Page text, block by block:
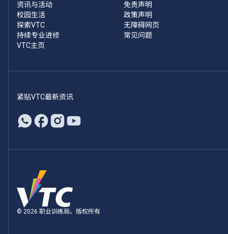
资讯与活动
校园生活
探索VTC
持续专业进修
VTC主页
免责声明
政策声明
无障碍网页
常见问题
紧贴VTC最新资讯
© 2026 职业训练局。版权所有